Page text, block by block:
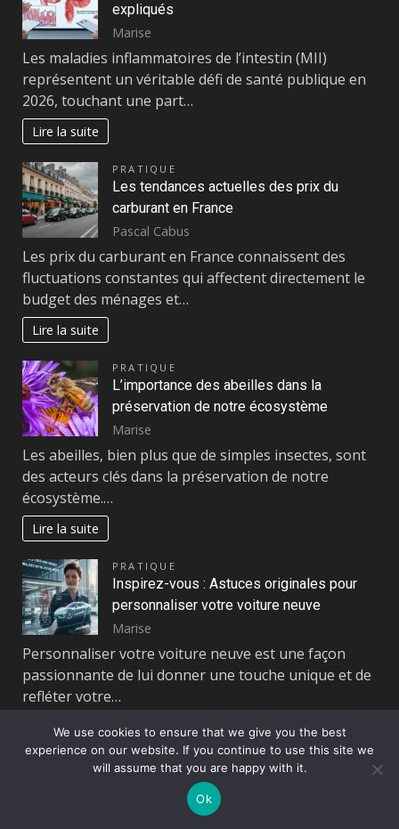
expliqués
Marise
Les maladies inflammatoires de l’intestin (MII)
représentent un véritable défi de santé publique en
2026, touchant une part…
Lire la suite
PRATIQUE
Les tendances actuelles des prix du
carburant en France
Pascal Cabus
Les prix du carburant en France connaissent des
fluctuations constantes qui affectent directement le
budget des ménages et…
Lire la suite
PRATIQUE
L’importance des abeilles dans la
préservation de notre écosystème
Marise
Les abeilles, bien plus que de simples insectes, sont
des acteurs clés dans la préservation de notre
écosystème.…
Lire la suite
PRATIQUE
Inspirez-vous : Astuces originales pour
personnaliser votre voiture neuve
Marise
Personnaliser votre voiture neuve est une façon
passionnante de lui donner une touche unique et de
refléter votre…
Lire la suite
Next
»
Bien-être
We use cookies to ensure that we give you the best
experience on our website. If you continue to use this site we
will assume that you are happy with it.
Ok